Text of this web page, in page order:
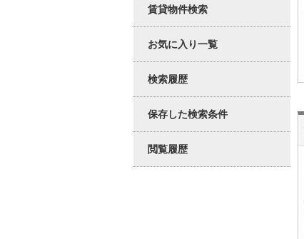
賃貸物件検索
お気に入り一覧
検索履歴
保存した検索条件
閲覧履歴